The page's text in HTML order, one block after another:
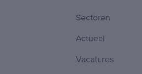
Sectoren
Actueel
Vacatures